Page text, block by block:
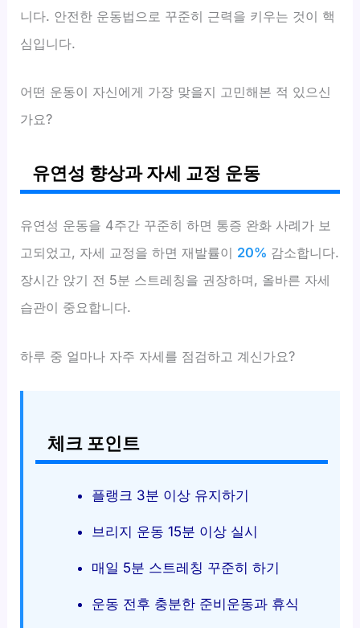
니다. 안전한 운동법으로 꾸준히 근력을 키우는 것이 핵
심입니다.
어떤 운동이 자신에게 가장 맞을지 고민해본 적 있으신
가요?
유연성 향상과 자세 교정 운동
유연성 운동을 4주간 꾸준히 하면 통증 완화 사례가 보
고되었고, 자세 교정을 하면 재발률이 20% 감소합니다.
장시간 앉기 전 5분 스트레칭을 권장하며, 올바른 자세
습관이 중요합니다.
하루 중 얼마나 자주 자세를 점검하고 계신가요?
체크 포인트
플랭크 3분 이상 유지하기
브리지 운동 15분 이상 실시
매일 5분 스트레칭 꾸준히 하기
운동 전후 충분한 준비운동과 휴식